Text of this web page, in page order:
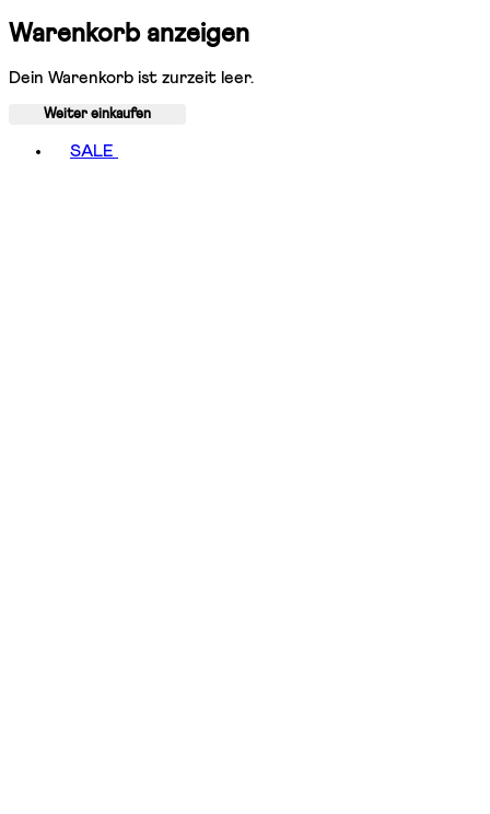
Warenkorb anzeigen
Dein Warenkorb ist zurzeit leer.
Weiter einkaufen
SALE